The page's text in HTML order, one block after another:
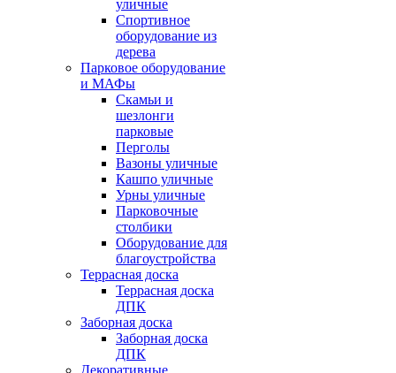
уличные
Спортивное
оборудование из
дерева
Парковое оборудование
и МАФы
Скамьи и
шезлонги
парковые
Перголы
Вазоны уличные
Кашпо уличные
Урны уличные
Парковочные
столбики
Оборудование для
благоустройства
Террасная доска
Террасная доска
ДПК
Заборная доска
Заборная доска
ДПК
Декоративные